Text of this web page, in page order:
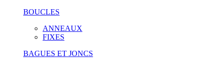
BOUCLES
ANNEAUX
FIXES
BAGUES ET JONCS